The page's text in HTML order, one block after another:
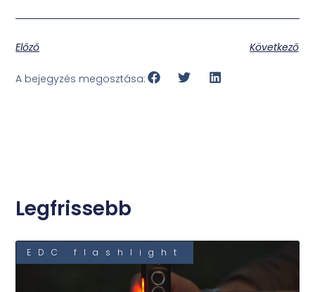
Előző Következő
A bejegyzés megosztása:
Legfrissebb
EDC flashlight